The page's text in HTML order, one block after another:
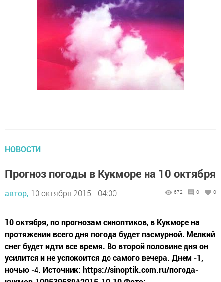
НОВОСТИ
Прогноз погоды в Кукморе на 10 октября
автор, 10 октября 2015 - 04:00 672 0 0
10 октября, по прогнозам синоптиков, в Кукморе на
протяжении всего дня погода будет пасмурной. Мелкий
снег будет идти все время. Во второй половине дня он
усилится и не успокоится до самого вечера. Днем -1,
ночью -4. Источник: https://sinoptik.com.ru/погода-